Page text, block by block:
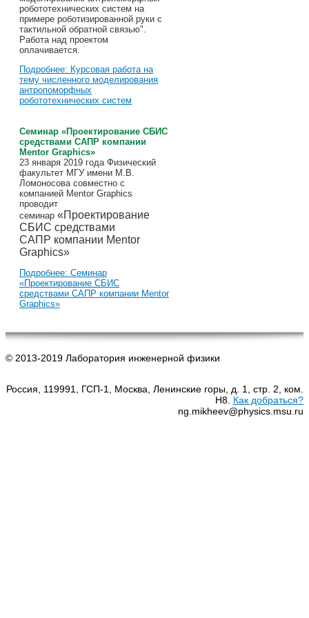
робототехнических систем на
примере роботизированной руки с
тактильной обратной связью".
Работа над проектом
оплачивается.
Подробнее: Курсовая работа на
тему численного моделирования
антропоморфных
робототехнических систем
Cеминар «Проектирование СБИС
средствами САПР компании
Mentor Graphics»
23 января 2019 года Физический
факультет МГУ имени М.В.
Ломоносова совместно с
компанией Mentor Graphics
проводит
семинар «Проектирование
СБИС средствами
САПР компании Mentor
Graphics»
Подробнее: Cеминар
«Проектирование СБИС
средствами САПР компании Mentor
Graphics»
© 2013-2019 Лаборатория инженерной физики
Россия, 119991, ГСП-1, Москва, Ленинские горы, д. 1, стр. 2, ком.
Н8. Как добраться?
ng.mikheev@physics.msu.ru